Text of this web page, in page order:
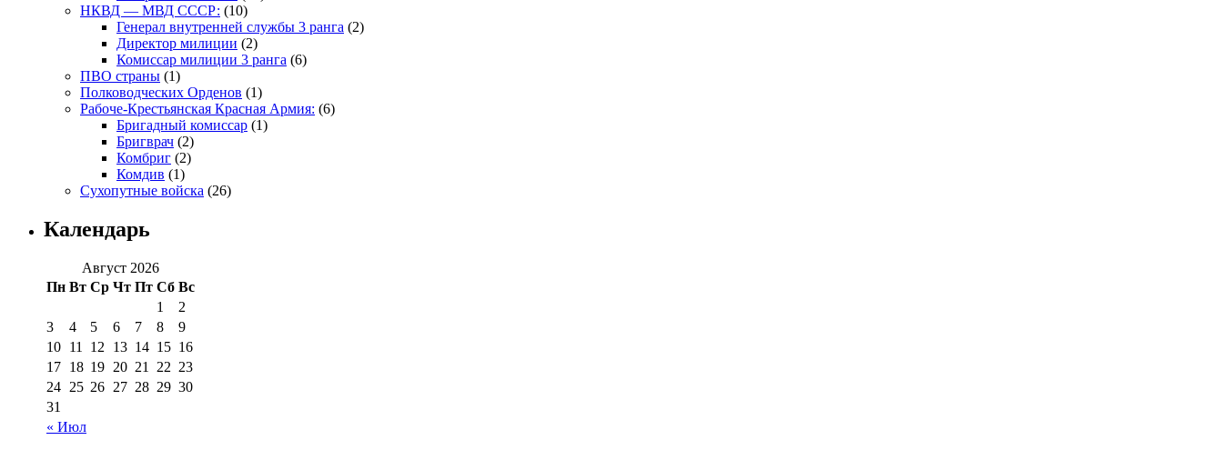
НКВД — МВД СССР: (10)
Генерал внутренней службы 3 ранга (2)
Директор милиции (2)
Комиссар милиции 3 ранга (6)
ПВО страны (1)
Полководческих Орденов (1)
Рабоче-Крестьянская Красная Армия: (6)
Бригадный комиссар (1)
Бригврач (2)
Комбриг (2)
Комдив (1)
Сухопутные войска (26)
Календарь
Август 2026
Пн Вт Ср Чт Пт Сб Вс
« Июл
1
2
3
4 5 6 7 8
9
10 11 12 13 14 15 16
17 18 19 20 21 22 23
24 25 26 27 28 29 30
31